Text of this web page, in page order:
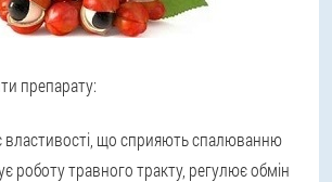
препарату:
що сприяють спалюванню
роботу травного тракту, регулює обмін